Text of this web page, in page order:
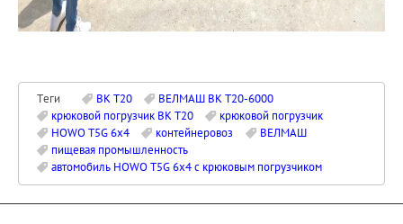
Теги ВК Т20
ВЕЛМАШ ВК Т20-6000
крюковой погрузчик ВК Т20
крюковой погрузчик
HOWO T5G 6х4
контейнеровоз
ВЕЛМАШ
пищевая промышленность
автомобиль HOWO T5G 6х4 с крюковым погрузчиком